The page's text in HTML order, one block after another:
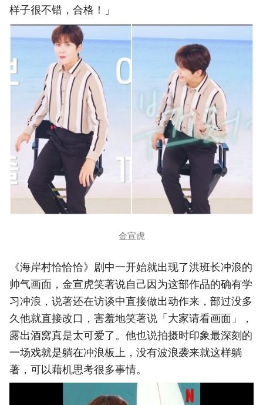
样子很不错，合格！」
金宣虎
《海岸村恰恰恰》剧中一开始就出现了洪班长冲浪的
帅气画面，金宣虎笑著说自己因为这部作品的确有学
习冲浪，说著还在访谈中直接做出动作来，部过没多
久他就直接改口，害羞地笑著说「大家请看画面」，
露出酒窝真是太可爱了。他也说拍摄时印象最深刻的
一场戏就是躺在冲浪板上，没有波浪袭来就这样躺
著，可以藉机思考很多事情。